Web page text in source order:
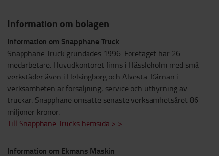
Information om bolagen
Information om Snapphane Truck
Snapphane Truck grundades 1996. Företaget har 26
medarbetare. Huvudkontoret finns i Hässleholm med små
verkstäder även i Helsingborg och Alvesta. Kärnan i
verksamheten är försäljning, service och uthyrning av
truckar. Snapphane omsatte senaste verksamhetsåret 86
miljoner kronor.
Till Snapphane Trucks hemsida > >
Information om Ekmans Maskin